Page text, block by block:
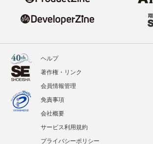
ヘルプ
著作権・リンク
会員情報管理
免責事項
会社概要
サービス利用規約
プライバシーポリシー